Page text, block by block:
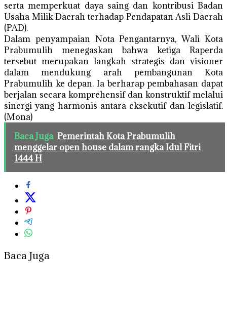
serta memperkuat daya saing dan kontribusi Badan
Usaha Milik Daerah terhadap Pendapatan Asli Daerah
(PAD).
Dalam penyampaian Nota Pengantarnya, Wali Kota
Prabumulih menegaskan bahwa ketiga Raperda
tersebut merupakan langkah strategis dan visioner
dalam mendukung arah pembangunan Kota
Prabumulih ke depan. Ia berharap pembahasan dapat
berjalan secara komprehensif dan konstruktif melalui
sinergi yang harmonis antara eksekutif dan legislatif.
(Mona)
Baca Juga Pemerintah Kota Prabumulih
menggelar open house dalam rangka Idul Fitri
1444 H
Baca Juga